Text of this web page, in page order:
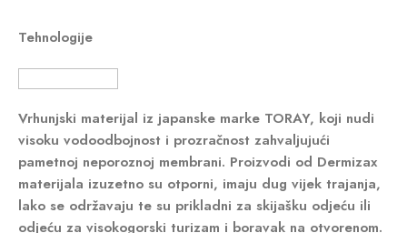
Tehnologije
Vrhunjski materijal iz japanske marke TORAY, koji nudi
visoku vodoodbojnost i prozračnost zahvaljujući
pametnoj neporoznoj membrani. Proizvodi od Dermizax
materijala izuzetno su otporni, imaju dug vijek trajanja,
lako se održavaju te su prikladni za skijašku odjeću ili
odjeću za visokogorski turizam i boravak na otvorenom.